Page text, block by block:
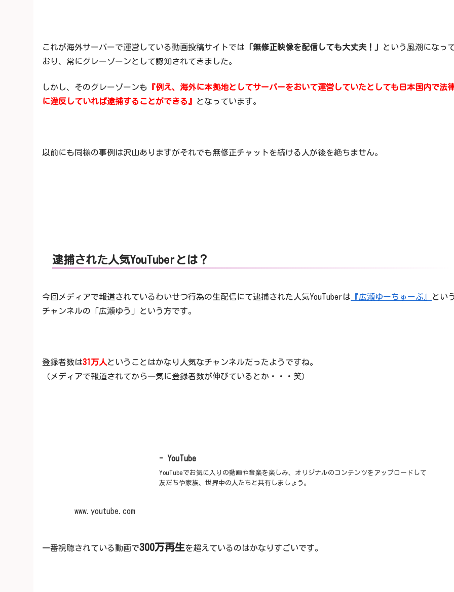
これが海外サーバーで運営している動画投稿サイトでは 「無修正映像を配信しても大丈夫！」
という風潮になっ
おり、常にグレーゾーンとして認知されてきました。
しかし、そのグレーゾーンも
『例え、海外に本拠地としてサーバーをおいて運営していたとしても日本国内で法
に違反していれば逮捕することができる』
となっています。
以前にも同様の事例は沢山ありますがそれでも無修正チャットを続ける人が後を絶ちません。
逮捕された人気YouTuberとは？
今回メディアで報道されているわいせつ行為の生配信にて逮捕された人気YouTuberは 『広瀬ゆーちゅーぶ』
とい
チャンネルの「広瀬ゆう」という方です。
登録者数は31万人 ということはかなり人気なチャンネルだったようですね。
（メディアで報道されてから一気に登録者数が伸びているとか・・・笑）
- YouTube
YouTubeでお気に入りの動画や音楽を楽しみ、オリジナルのコンテンツをアップロードして
友だちや家族、世界中の人たちと共有しましょう。
www.youtube.com
一番視聴されている動画で300万再生を超えているのはかなりすごいです。